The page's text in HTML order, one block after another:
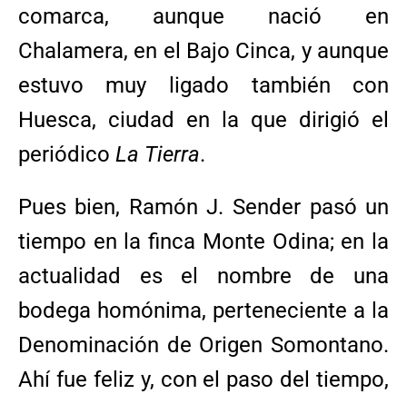
comarca, aunque nació en
Chalamera, en el Bajo Cinca, y aunque
estuvo muy ligado también con
Huesca, ciudad en la que dirigió el
periódico La Tierra.
Pues bien, Ramón J. Sender pasó un
tiempo en la finca Monte Odina; en la
actualidad es el nombre de una
bodega homónima, perteneciente a la
Denominación de Origen Somontano.
Ahí fue feliz y, con el paso del tiempo,